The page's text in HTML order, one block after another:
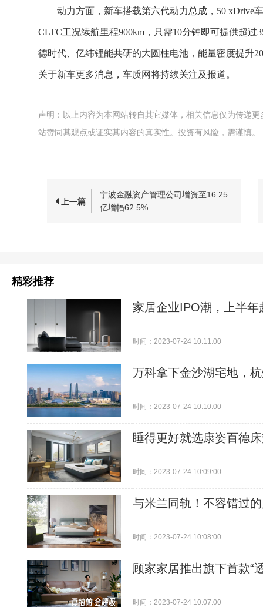
动力方面，新车搭载第六代动力总成，50 xDrive
CLTC工况续航里程900km，只需10分钟即可提供超
德时代、亿纬锂能共研的大圆柱电池，能量密度提升
关于新车更多消息，车质网将持续关注及报道。
声明：以上内容为本网站转自其它媒体，相关信息仅为传递
站赞同其观点或证实其内容的真实性。投资有风险，需谨慎。
宁波金融资产管理公司增资至16.25
亿增幅62.5%
精彩推荐
家居企业IPO潮，上半
时间：2023-07-24 10:11:00
万科拿下金沙湖宅地，
时间：2023-07-24 10:10:00
睡得更好就选康姿百德
时间：2023-07-24 10:09:00
与米兰同轨！不容错过
时间：2023-07-24 10:08:00
顾家家居推出旗下首款“
时间：2023-07-24 10:07:00